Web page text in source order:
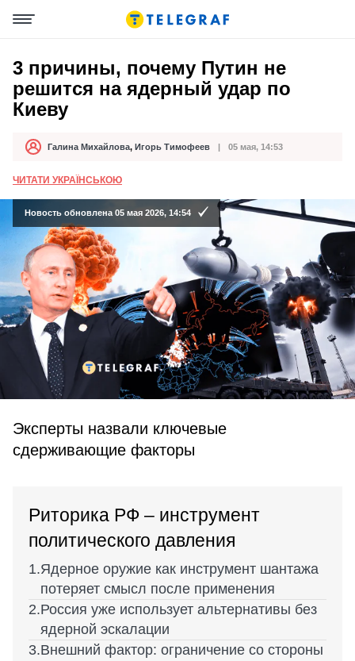
3 причины, почему Путин не
решится на ядерный удар по
Киеву
АвторГалина Михайлова, Игорь Тимофеев
Дата публикации 05 мая, 14:53
ЧИТАТИ УКРАЇНСЬКОЮ
Новость обновлена 05 мая 2026, 14:54
Эксперты назвали ключевые
сдерживающие факторы
Риторика РФ – инструмент
политического давления
Ядерное оружие как инструмент шантажа
потеряет смысл после применения
Россия уже использует альтернативы без
ядерной эскалации
Внешний фактор: ограничение со стороны